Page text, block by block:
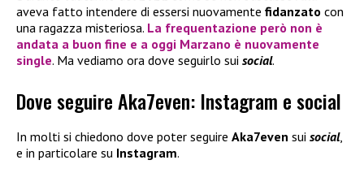
aveva fatto intendere di essersi nuovamente fidanzato con
una ragazza misteriosa. La frequentazione però non è
andata a buon fine e a oggi Marzano è nuovamente
single. Ma vediamo ora dove seguirlo sui social.
Dove seguire Aka7even: Instagram e social
In molti si chiedono dove poter seguire Aka7even sui social,
e in particolare su Instagram.